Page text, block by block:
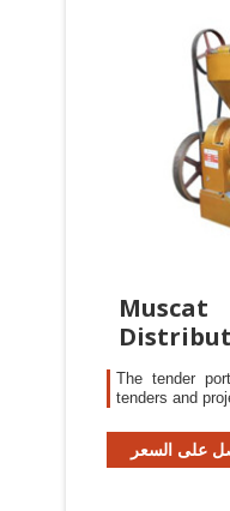
The tender
tenders and
على السعر